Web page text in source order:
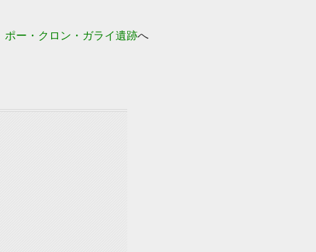
ポー・クロン・ガライ遺跡へ